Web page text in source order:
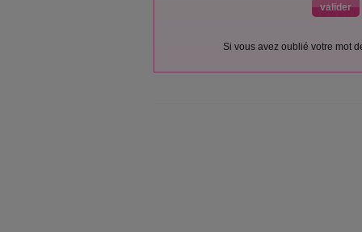
Si vous avez oublié votre mot